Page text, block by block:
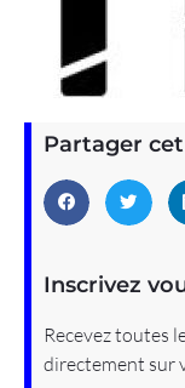
Partager
Inscrivez
Recevez toutes
directement sur